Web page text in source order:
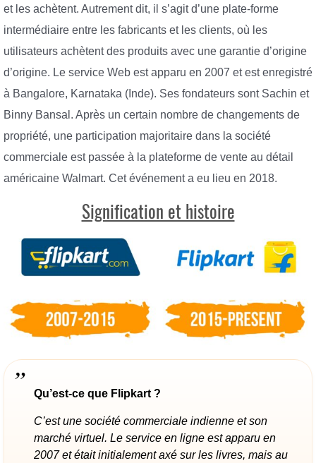
et les achètent. Autrement dit, il s’agit d’une plate-forme
intermédiaire entre les fabricants et les clients, où les
utilisateurs achètent des produits avec une garantie d’origine
d’origine. Le service Web est apparu en 2007 et est enregistré
à Bangalore, Karnataka (Inde). Ses fondateurs sont Sachin et
Binny Bansal. Après un certain nombre de changements de
propriété, une participation majoritaire dans la société
commerciale est passée à la plateforme de vente au détail
américaine Walmart. Cet événement a eu lieu en 2018.
Signification et histoire
Qu’est-ce que Flipkart ?
C’est une société commerciale indienne et son
marché virtuel. Le service en ligne est apparu en
2007 et était initialement axé sur les livres, mais au